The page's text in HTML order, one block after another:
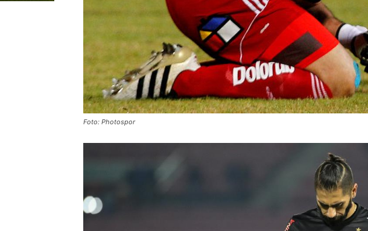
Foto: Photospor